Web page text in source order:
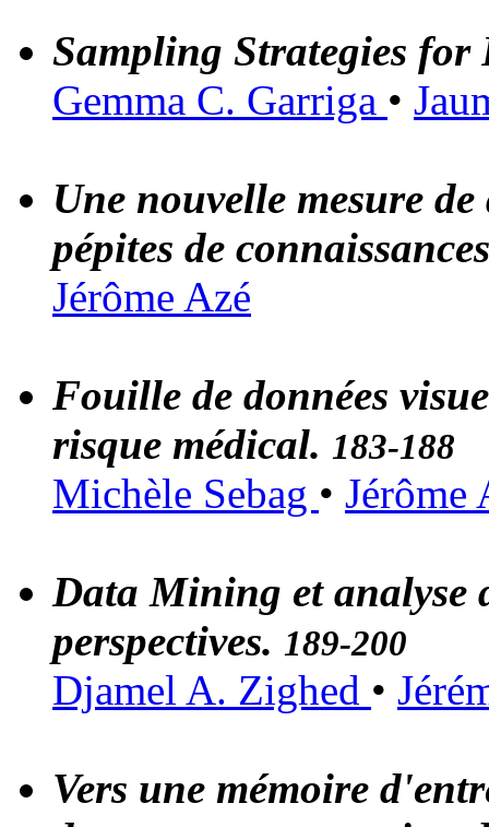
Sampling Strategies
Gemma C. Garriga •
Une nouvelle mesure
pépites de
Jérôme Azé
Fouille de données
risque médical. 183-188
Michèle Sebag • Jérôme
Data Mining et analyse
perspectives. 189-200
Djamel A. Zighed •
Vers une mémoire